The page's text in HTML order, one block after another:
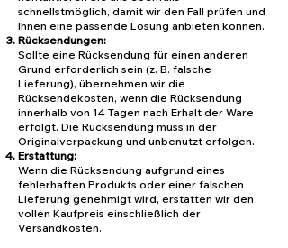
schnellstmöglich, damit wir den Fall prüfen und
Ihnen eine passende Lösung anbieten können.
Rücksendungen:
Sollte eine Rücksendung für einen anderen
Grund erforderlich sein (z. B. falsche
Lieferung), übernehmen wir die
Rücksendekosten, wenn die Rücksendung
innerhalb von 14 Tagen nach Erhalt der Ware
erfolgt. Die Rücksendung muss in der
Originalverpackung und unbenutzt erfolgen.
Erstattung:
Wenn die Rücksendung aufgrund eines
fehlerhaften Produkts oder einer falschen
Lieferung genehmigt wird, erstatten wir den
vollen Kaufpreis einschließlich der
Versandkosten.